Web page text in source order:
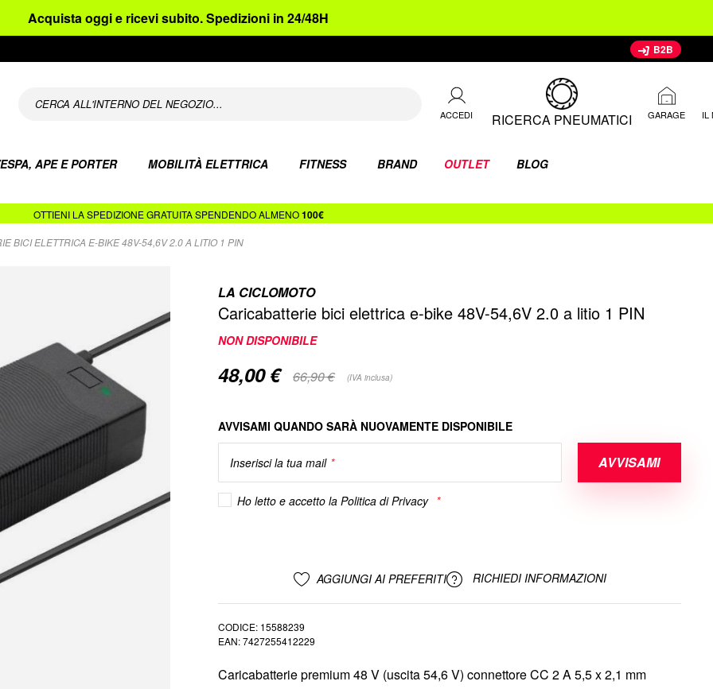
Acquista oggi e ricevi subito. Spedizioni in 24/48H
B2B
ACCEDI RICERCA PNEUMATICI GARAGE IL
APE E PORTER MOBILITÀ ELETTRICA FITNESS BRAND OUTLET BLOG
OTTIENI LA SPEDIZIONE GRATUITA SPENDENDO ALMENO100€
BICI ELETTRICA E-BIKE 48V-54,6V 2.0 A LITIO 1 PIN
LA CICLOMOTO
Caricabatterie bici elettrica e-bike 48V-54,6V 2.0 a litio 1 PIN
NON DISPONIBILE
Special
Price
48,00 € 66,90 € (IVA inclusa)
AVVISAMI QUANDO SARÀ NUOVAMENTE DISPONIBILE
Inserisci la tua mail
Ho letto e accetto laPolitica di Privacy
AVVISAMI
AGGIUNGI AI PREFERITI RICHIEDI INFORMAZIONI
CODICE 15588239
EAN 7427255412229
Caricabatterie premium 48 V (uscita 54,6 V) connettore CC 2 A 5,5 x 2,1 mm